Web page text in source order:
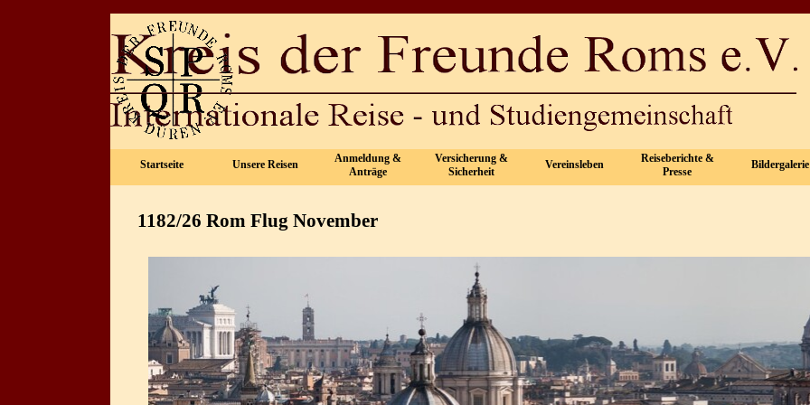
Menü überspringen
Startseite Unsere Reisen ▼
Anmeldung &
Anträge
▼
Versicherung &
Sicherheit
▼
Vereinsleben ▼
Reiseberichte &
Presse
▼
Bildergalerie
1182/26 Rom Flug November